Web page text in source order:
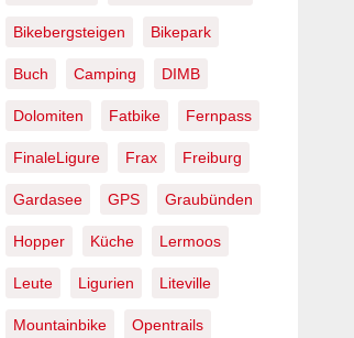
Bikebergsteigen Bikepark
Buch Camping DIMB
Dolomiten Fatbike Fernpass
FinaleLigure Frax Freiburg
Gardasee GPS Graubünden
Hopper Küche Lermoos
Leute Ligurien Liteville
Mountainbike Opentrails